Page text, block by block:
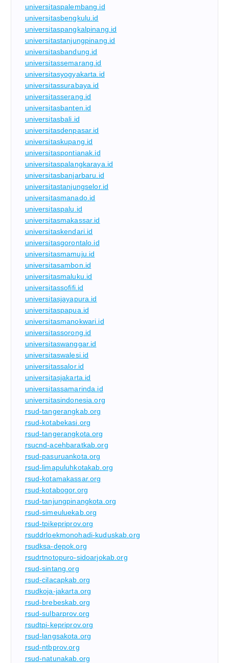
universitaspalembang.id
universitasbengkulu.id
universitaspangkalpinang.id
universitastanjungpinang.id
universitasbandung.id
universitassemarang.id
universitasyogyakarta.id
universitassurabaya.id
universitasserang.id
universitasbanten.id
universitasbali.id
universitasdenpasar.id
universitaskupang.id
universitaspontianak.id
universitaspalangkaraya.id
universitasbanjarbaru.id
universitastanjungselor.id
universitasmanado.id
universitaspalu.id
universitasmakassar.id
universitaskendari.id
universitasgorontalo.id
universitasmamuju.id
universitasambon.id
universitasmaluku.id
universitassofifi.id
universitasjayapura.id
universitaspapua.id
universitasmanokwari.id
universitassorong.id
universitaswanggar.id
universitaswalesi.id
universitassalor.id
universitasjakarta.id
universitassamarinda.id
universitasindonesia.org
rsud-tangerangkab.org
rsud-kotabekasi.org
rsud-tangerangkota.org
rsucnd-acehbaratkab.org
rsud-pasuruankota.org
rsud-limapuluhkotakab.org
rsud-kotamakassar.org
rsud-kotabogor.org
rsud-tanjungpinangkota.org
rsud-simeuluekab.org
rsud-tpikepriprov.org
rsuddrloekmonohadi-kuduskab.org
rsudksa-depok.org
rsudrtnotopuro-sidoarjokab.org
rsud-sintang.org
rsud-cilacapkab.org
rsudkoja-jakarta.org
rsud-brebeskab.org
rsud-sulbarprov.org
rsudtpi-kepriprov.org
rsud-langsakota.org
rsud-ntbprov.org
rsud-natunakab.org